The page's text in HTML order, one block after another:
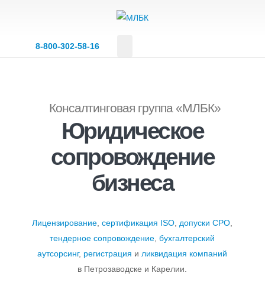
8‑800‑302‑58‑16
Консалтинговая группа «МЛБК»
Юридическое
сопровождение
бизнеса
Лицензирование,сертификация ISO,допуски СРО,
тендерное сопровождение,бухгалтерский
аутсорсинг, регистрация иликвидация компаний
в Петрозаводске и Карелии.